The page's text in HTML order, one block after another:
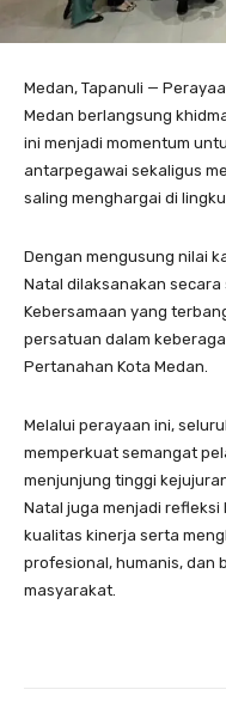
Medan, Tapanuli —
Medan berlangsung
ini menjadi momentum
antarpegawai sekaligus
saling menghargai di
Dengan mengusung nilai
Natal dilaksanakan secara
Kebersamaan yang
persatuan dalam
Pertanahan Kota Medan.
Melalui perayaan ini,
memperkuat semangat
menjunjung tinggi
Natal juga menjadi
kualitas kinerja serta
profesional, humanis, dan
masyarakat.